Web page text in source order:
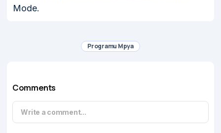
Mode.
Programu Mpya
Comments
Write a comment...